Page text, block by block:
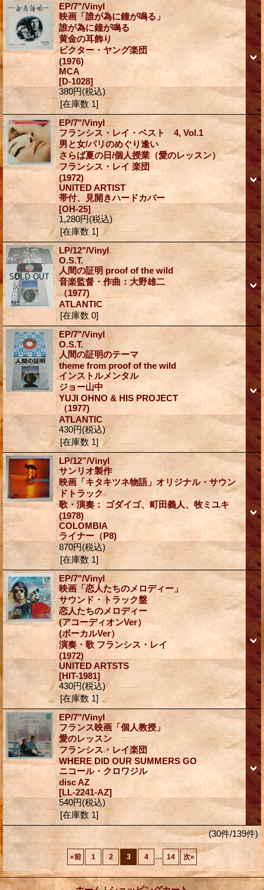
EP/7"/Vinyl
映画「誰が為に鐘が鳴る」
誰が為に鐘が鳴る
黄金の耳飾り
ビクター・ヤング楽団
(1976)
MCA
[D-1028]
380円(税込)
[在庫数 1]
EP/7"/Vinyl
フランシス・レイ・ベスト 4, Vol.1
男と女/パリのめぐり逢い
さらば夏の日/個人授業（愛のレッスン）
フランシス・レイ 楽団
(1972)
UNITED ARTIST
帯付、見開きハードカバー
[OH-25]
1,280円(税込)
[在庫数 1]
LP/12"/Vinyl
O.S.T.
人間の証明 proof of the wild
音楽監督・作曲：大野雄二
（1977)
ATLANTIC
[在庫数 0]
EP/7"/Vinyl
O.S.T.
人間の証明のテーマ
theme from proof of the wild
インストルメンタル
ジョー山中
YUJI OHNO & HIS PROJECT
（1977)
ATLANTIC
430円(税込)
[在庫数 1]
LP/12”/Vinyl
サンリオ製作
映画「キタキツネ物語」オリジナル・サウン
ドトラック
歌・演奏： ゴダイゴ、町田義人、牧ミユキ
(1978)
COLOMBIA
ライナー（P8)
870円(税込)
[在庫数 1]
EP/7"/Vinyl
映画「恋人たちのメロディー」
サウンド・トラック盤
恋人たちのメロディー
(アコーディオンVer）
(ボーカルVer）
演奏・歌 フランシス・レイ
(1972)
UNITED ARTSTS
[HIT-1981]
430円(税込)
[在庫数 1]
EP/7"/Vinyl
フランス映画「個人教授」
愛のレッスン
フランシス・レイ楽団
WHERE DID OUR SUMMERS GO
ニコール・クロワジル
disc AZ
[LL-2241-AZ]
540円(税込)
[在庫数 1]
(30件/139件)
«前 1 2 3 4 ... 14 次»